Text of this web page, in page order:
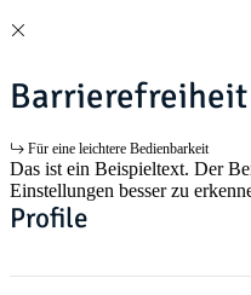
Barrierefreiheit
Für eine leichtere Bedienbarkeit
Das ist ein Beispieltext. Der
Einstellungen besser zu
Profile